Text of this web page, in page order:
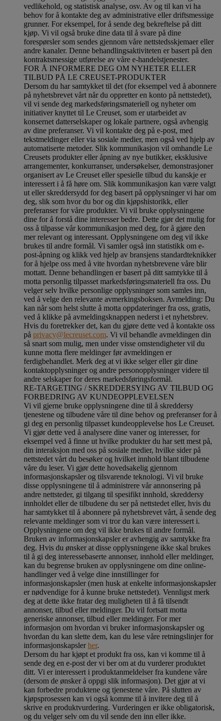
vedlikehold, og statistisk analyse, osv. Av og til kan vi ha
behov for å kontakte deg av administrative eller driftsmessige
grunner. For eksempel, for å sende deg bekreftelse på ditt
kjøp. Vi vil også bruke dine data til å svare på dine
forespørsler som sendes gjennom våre nettstedsskjemaer eller
andre kanaler. Denne behandlingsaktiviteten er basert på den
kontraktsmessige utførelse av våre e-handelstjenester.
FOR Å INFORMERE DEG OM NYHETER ELLER
TILBUD PÅ LE CREUSET-PRODUKTER
Dersom du har samtykket til det (for eksempel ved å abonnere
på nyhetsbrevet vårt når du oppretter en konto på nettstedet),
vil vi sende deg markedsføringsmateriell og nyheter om
initiativer knyttet til Le Creuset, som er utarbeidet av
konsernet datterselskaper og lokale partnere, også avhengig
av dine preferanser. Vi vil kontakte deg på e-post, med
tekstmeldinger eller via sosiale medier, men også ved hjelp av
automatiserte metoder. Slik kommunikasjon vil omhandle Le
Creusets produkter eller åpning av nye butikker, eksklusive
arrangementer, konkurranser, undersøkelser, demonstrasjoner
organisert av Le Creuset eller spesielle tilbud du kanskje er
interessert i å få høre om. Slik kommunikasjon kan være valgt
ut eller skreddersydd for deg basert på opplysninger vi har om
deg, slik som hvor du bor og din kjøpshistorikk, eller
preferanser for våre produkter. Vi vil bruke opplysningene
dine for å forstå dine interesser bedre. Dette gjør det mulig for
oss å tilpasse vår kommunikasjon med deg, for å gjøre den
mer relevant og interessant. Opplysningene om deg vil ikke
brukes til andre formål. Vi samler også inn statistikk om e-
post-åpning og klikk ved hjelp av bransjens standardteknikker
for å hjelpe oss med å vite hvordan nyhetsbrevene våre blir
mottatt. Denne behandlingen er basert på ditt samtykke til å
motta personlig tilpasset markedsføringsmateriell fra oss. Du
velger selv hvilke personlige opplysninger som samles inn,
ved å velge den relevante avmerkingsboksen. Avmelding: Du
kan når som helst slutte å motta oppdateringer fra oss, gratis,
ved å klikke på avmeldingsknappen nederst i et nyhetsbrev.
Hvis du foretrekker det, kan du gjøre dette ved å kontakte oss
på privacy@lecreuset.com. Vi vil behandle avmeldingen din
så snart som mulig, men under visse omstendigheter vil du
kunne motta flere meldinger før avmeldingen er
ferdigbehandlet. Merk deg at vi ikke selger eller gir dine
kontaktopplysninger og andre personopplysninger videre til
andre selskaper for deres markedsføringsformål.
RE-TARGETING / SKREDDERSYING AV TILBUD OG
FORBEDRING AV KUNDEOPPLEVELSEN
Vi vil gjerne bruke opplysningene dine til å skreddersy
tjenestene og tilbudene våre til dine behov og preferanser for å
gi deg en personlig tilpasset kundeopplevelse hos Le Creuset.
Vi gjør dette ved å analysere dine vaner og interesser, for
eksempel ved å finne ut hvilke produkter du har sett mest på,
din interaksjon med oss på sosiale medier, hvilke sider på
nettstedet vårt du besøker og hvilket innhold blant tilbudene
våre du leser. Vi gjør dette hovedsakelig gjennom
informasjonskapsler og tilsvarende teknologi. Vi vil bruke
disse opplysningene til å administrere vår annonsering på
andre nettsteder, gi tilgang til spesifikt innhold, skreddersy
innholdet eller de tilbudene du ser på nettstedet eller, hvis du
har samtykket til å abonnere på nyhetsbrevet vårt, å sende deg
relevante meldinger som vi tror du kan være interessert i.
Opplysningene om deg vil ikke brukes til andre formål.
Bruken av informasjonskapsler er avhengig av samtykke fra
deg. Hvis du ønsker at disse opplysningene ikke skal brukes
til å gi deg interessebaserte annonser, innhold eller meldinger,
kan du begrense bruken av opplysningene om dine online-
handlinger ved å velge dine innstillinger for
informasjonskapsler (men husk at enkelte informasjonskapsler
er nødvendige for å kunne bruke nettstedet). Vennligst merk
deg at dette ikke fratar deg muligheten til å få tilsendt
annonser, tilbud eller meldinger. Du vil fortsatt motta
generiske annonser, tilbud eller meldinger. For mer
informasjon om hvordan vi bruker informasjonskapsler og
hvordan du kan slette dem, kan du lese våre retningslinjer for
informasjonskapslerher.
Dersom du har kjøpt et produkt fra oss, kan vi komme til å
sende deg en e-post der vi ber om at du vurderer produktet
ditt. Vi er interessert i produktanmeldelser fra kundene våre
(dersom de ønsker å oppgi slik informasjon). Det gjør at vi
kan forbedre produktene og tjenestene våre. På slutten av
kjøpsprosessen kan vi også komme til å invitere deg til å
skrive en produktvurdering. Vurderingen er ikke obligatorisk,
og du velger selv om du vil sende den inn eller ikke.